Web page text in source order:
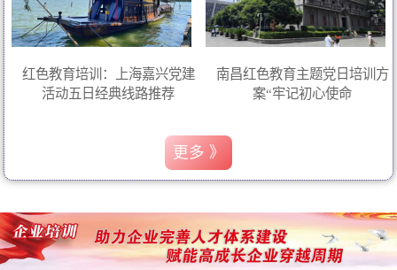
红色教育培训：上海嘉兴党建
活动五日经典线路推荐
南昌红色教育主题党日培训方
案“牢记初心使命
更多 》